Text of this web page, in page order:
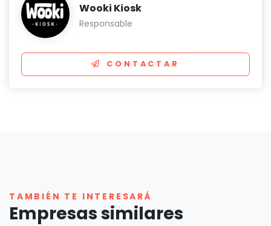
Wooki Kiosk
Responsable
CONTACTAR
TAMBIÉN TE INTERESARÁ
Empresas similares